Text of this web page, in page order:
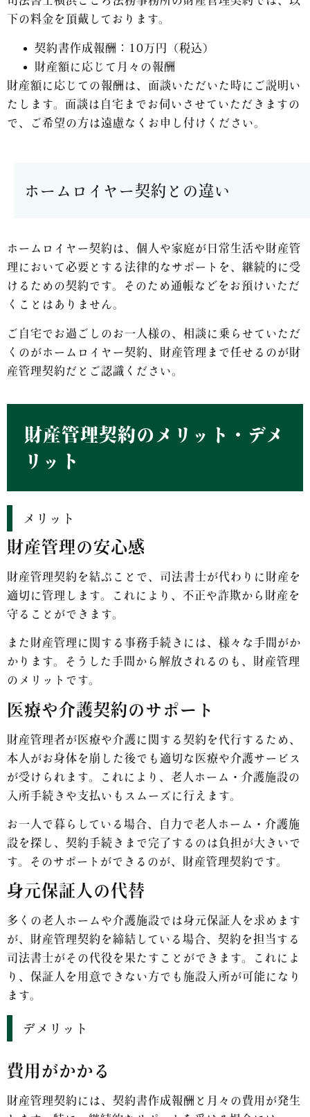
下の料金を頂戴しております。
契約書作成報酬：10万円（税込）
財産額に応じて月々の報酬
財産額に応じての報酬は、面談いただいた時にご説明い
たします。面談は自宅までお伺いさせていただきますの
で、ご希望の方は遠慮なくお申し付けください。
ホームロイヤー契約との違い
ホームロイヤー契約は、個人や家庭が日常生活や財産管
理において必要とする法律的なサポートを、継続的に受
けるための契約です。そのため通帳などをお預けいただ
くことはありません。
ご自宅でお過ごしのお一人様の、相談に乗らせていただ
くのがホームロイヤー契約、財産管理まで任せるのが財
産管理契約だとご認識ください。
財産管理契約のメリット・デメ
リット
メリット
財産管理の安心感
財産管理契約を結ぶことで、司法書士が代わりに財産を
適切に管理します。これにより、不正や詐欺から財産を
守ることができます。
また財産管理に関する事務手続きには、様々な手間がか
かります。そうした手間から解放されるのも、財産管理
のメリットです。
医療や介護契約のサポート
財産管理者が医療や介護に関する契約を代行するため、
本人がお身体を崩した後でも適切な医療や介護サービス
が受けられます。これにより、老人ホーム・介護施設の
入所手続きや支払いもスムーズに行えます。
お一人で暮らしている場合、自力で老人ホーム・介護施
設を探し、契約手続きまで完了するのは負担が大きいで
す。そのサポートができるのが、財産管理契約です。
身元保証人の代替
多くの老人ホームや介護施設では身元保証人を求めます
が、財産管理契約を締結している場合、契約を担当する
司法書士がその代役を果たすことができます。これによ
り、保証人を用意できない方でも施設入所が可能になり
ます。
デメリット
費用がかかる
財産管理契約には、契約書作成報酬と月々の費用が発生